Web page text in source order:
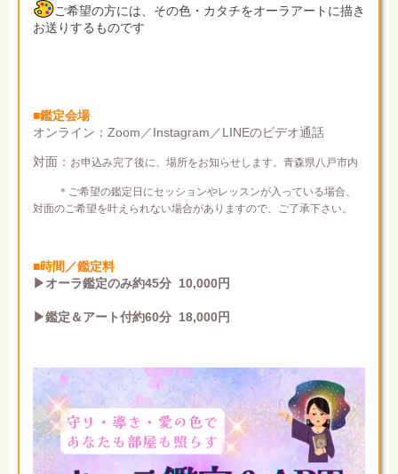
ご希望の方には、その色・カタチをオーラアートに描き
お送りするものです
■鑑定会場
オンライン：Zoom／Instagram／LINEのビデオ通話
対面： お申込み完了後に、場所をお知らせします。青森県八戸市内
＊ご希望の鑑定日にセッションやレッスンが入っている場合、
対面のご希望を叶えられない場合がありますので、ご了承下さい。
■時間／鑑定料
▶オーラ鑑定のみ約45分 10,000円
▶鑑定＆アート付約60分 18,000円